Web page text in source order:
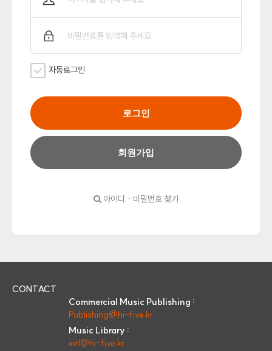
자동로그인
로그인
회원가입
아이디 · 비밀번호 찾기
CONTACT
Commercial Music Publishing :
Publishing@hi-five.kr
Music Library :
intl@hi-five.kr